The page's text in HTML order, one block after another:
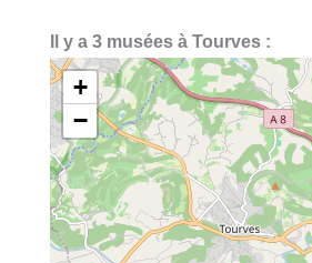
Il y a 3 musées à Tourves :
+
−